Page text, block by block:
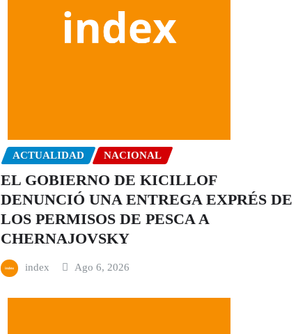
ACTUALIDAD NACIONAL
EL GOBIERNO DE KICILLOF
DENUNCIÓ UNA ENTREGA EXPRÉS DE
LOS PERMISOS DE PESCA A
CHERNAJOVSKY
index Ago 6, 2026